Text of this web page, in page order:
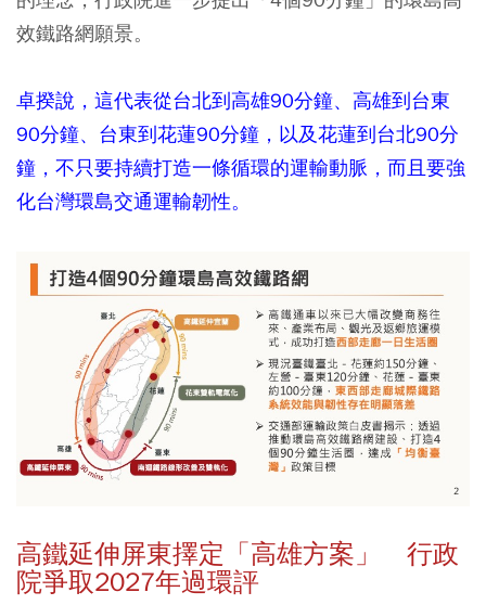
效鐵路網願景。
卓揆說，這代表從台北到高雄90分鐘、高雄到台東
90分鐘、台東到花蓮90分鐘，以及花蓮到台北90分
鐘，不只要持續打造一條循環的運輸動脈，而且要強
化台灣環島交通運輸韌性。
高鐵延伸屏東擇定「高雄方案」 行政
院爭取2027年過環評